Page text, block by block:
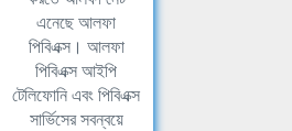
এনেছে আলফা
পিবিএক্স। আলফা
পিবিএক্স আইপি
টেলিফোনি এবং পিবিএক্স
সার্ভিসের সবন্বয়ে